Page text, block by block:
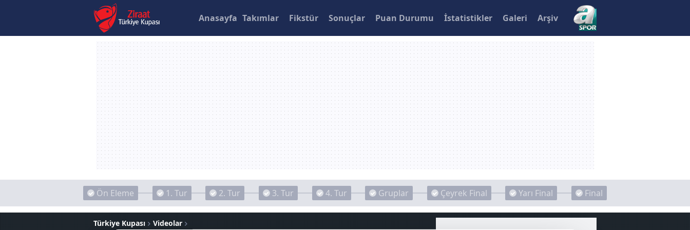
Anasayfa Takımlar Fikstür Sonuçlar Puan Durumu İstatistikler Galeri Arşiv
Ön Eleme 1. Tur 2. Tur 3. Tur 4. Tur Gruplar Çeyrek Final Yarı Final Final
Türkiye Kupası
Videolar